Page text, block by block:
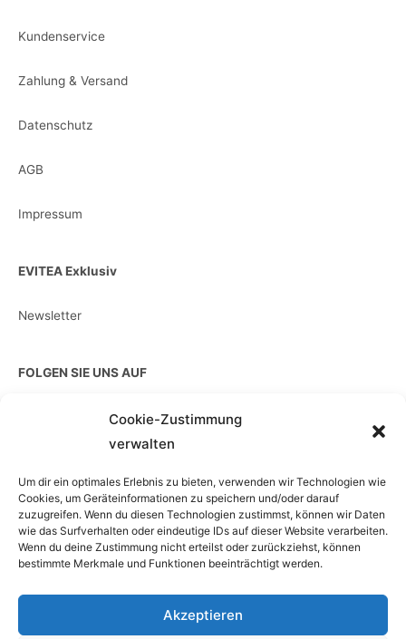
Cookie-Zustimmung
verwalten
Um dir ein optimales Erlebnis zu bieten, verwenden wir Technologien wie
Cookies, um Geräteinformationen zu speichern und/oder darauf
zuzugreifen. Wenn du diesen Technologien zustimmst, können wir Daten
wie das Surfverhalten oder eindeutige IDs auf dieser Website verarbeiten.
Wenn du deine Zustimmung nicht erteilst oder zurückziehst, können
bestimmte Merkmale und Funktionen beeinträchtigt werden.
Akzeptieren
Kundenservice
Zahlung & Versand
Datenschutz
AGB
Impressum
EVITEA Exklusiv
Newsletter
FOLGEN SIE UNS AUF